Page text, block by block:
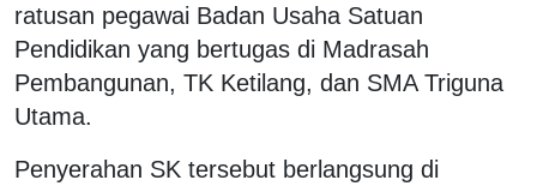
ratusan pegawai Badan Usaha Satuan
Pendidikan yang bertugas di Madrasah
Pembangunan, TK Ketilang, dan SMA Triguna
Utama.
Penyerahan SK tersebut berlangsung di